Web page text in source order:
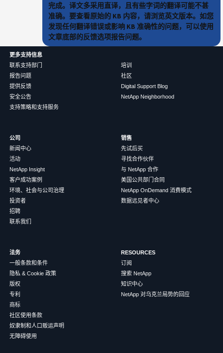
完成。译文多采用直译，且有些字词的翻译可能不甚
准确。要查看原始的 KB 内容，请浏览英文版本。如您
发现任何翻译错误或影响 KB 准确性的问题，可以使用
文章底部的反馈选项报告问题。
更多支持信息
联系支持部门
报告问题
提供反馈
安全公告
支持策略和支持服务
培训
社区
Digital Support Blog
NetApp Neighborhood
公司
新闻中心
活动
NetApp Insight
客户成功案例
环境、社会与公司治理
投资者
招聘
联系我们
销售
先试后买
寻找合作伙伴
与 NetApp 合作
美国公共部门合同
NetApp OnDemand 消费模式
数据远见者中心
法务
一般条款和条件
隐私 & Cookie 政策
版权
专利
商标
社区使用条款
奴隶制和人口贩运声明
无障碍使用
RESOURCES
订阅
搜索 NetApp
知识中心
NetApp 对乌克兰局势的回应